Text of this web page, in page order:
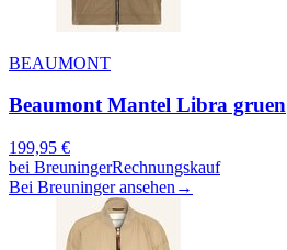
BEAUMONT
Beaumont Mantel Libra gruen
199,95 €
bei BreuningerRechnungskauf
Bei Breuninger ansehen →